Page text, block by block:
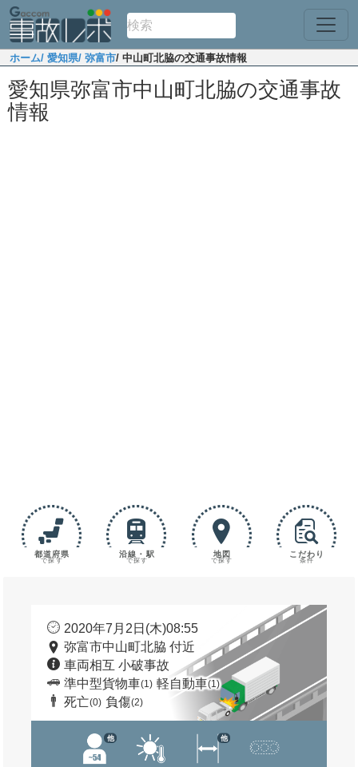
ホーム/ 愛知県/ 弥富市/ 中山町北脇の交通事故情報
愛知県弥富市中山町北脇の交通事故
情報
都道府県
で探す
沿線・駅
で探す
地図
で探す
こだわり
条件
2020年7月2日(木)08:55
弥富市中山町北脇 付近
車両相互 小破事故
準中型貨物車(1) 軽自動車(1)
死亡(0) 負傷(2)
他 他